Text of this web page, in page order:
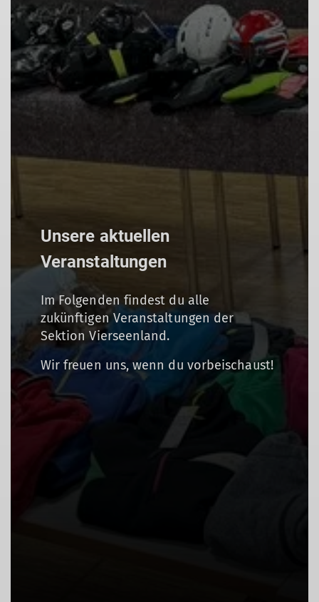
Unsere aktuellen
Veranstaltungen
Im Folgenden findest du alle
zukünftigen Veranstaltungen der
Sektion Vierseenland.
Wir freuen uns, wenn du vorbeischaust!